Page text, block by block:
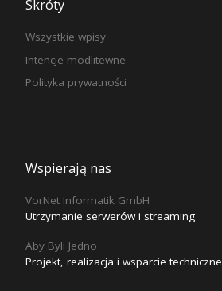
Skróty
Wszystkie wpisy
Intencje modlitewne
Polityka prywatności
Wspierają nas
VorNet Informatik GmbH
Utrzymanie serwerów i streaming
Aby Byli Jedno
Projekt, realizacja i wsparcie techniczne